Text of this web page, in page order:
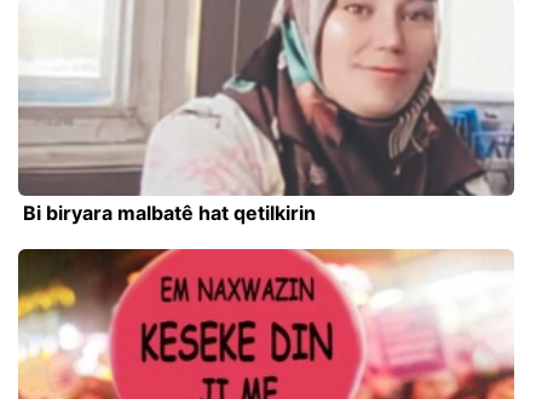
Bi biryara malbatê hat qetilkirin